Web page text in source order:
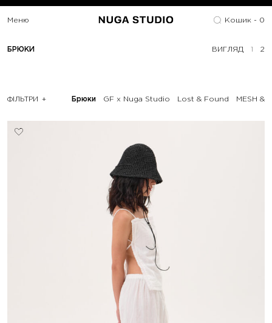
Меню Кошик - 0
БРЮКИ ВИГЛЯД 2
ФІЛЬТРИ GF x Nuga Studio Lost & Found MESH &
Брюки